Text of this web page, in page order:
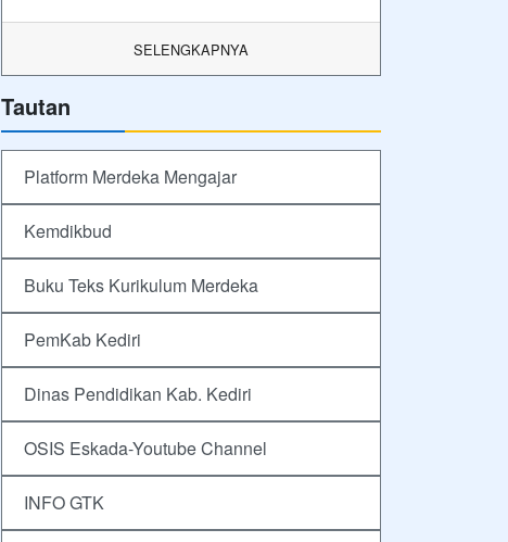
SELENGKAPNYA
Tautan
Platform Merdeka Mengajar
Kemdikbud
Buku Teks Kurikulum Merdeka
PemKab Kediri
Dinas Pendidikan Kab. Kediri
OSIS Eskada-Youtube Channel
INFO GTK